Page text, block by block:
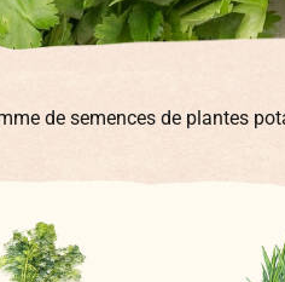
de semences de plantes